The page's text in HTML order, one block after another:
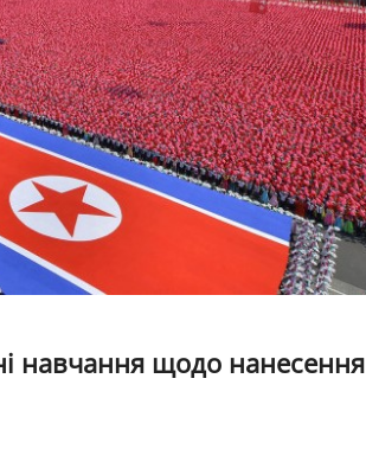
навчання щодо нанесення